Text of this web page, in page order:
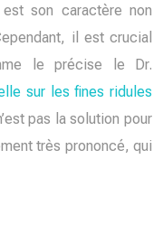
son caractère non
il est crucial
le précise le Dr.
sur les fines ridules
pas la solution pour
très prononcé, qui